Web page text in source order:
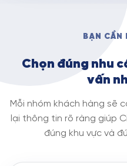
BẠN CẦN
Chọn đúng nhu
vấn
Mỗi nhóm khách hàng sẽ
lại thông tin rõ ràng giúp
đúng khu vực và